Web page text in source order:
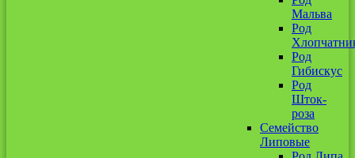
Мальва
Род
Род
Гибискус
Род
Шток-
роза
Семейство
Липовые